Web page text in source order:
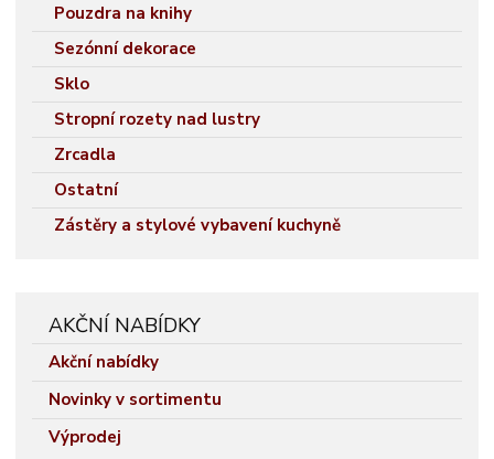
Pouzdra na knihy
Sezónní dekorace
Sklo
Stropní rozety nad lustry
Zrcadla
Ostatní
Zástěry a stylové vybavení kuchyně
AKČNÍ NABÍDKY
Akční nabídky
Novinky v sortimentu
Výprodej